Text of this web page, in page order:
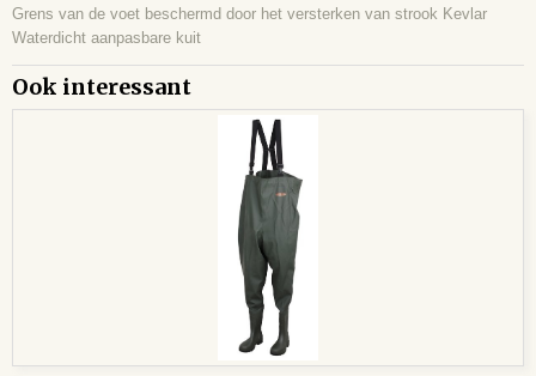
Grens van de voet beschermd door het versterken van strook Kevlar
Waterdicht aanpasbare kuit
Ook interessant